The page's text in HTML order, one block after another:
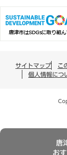
サイトマップ こ
個人情報につ